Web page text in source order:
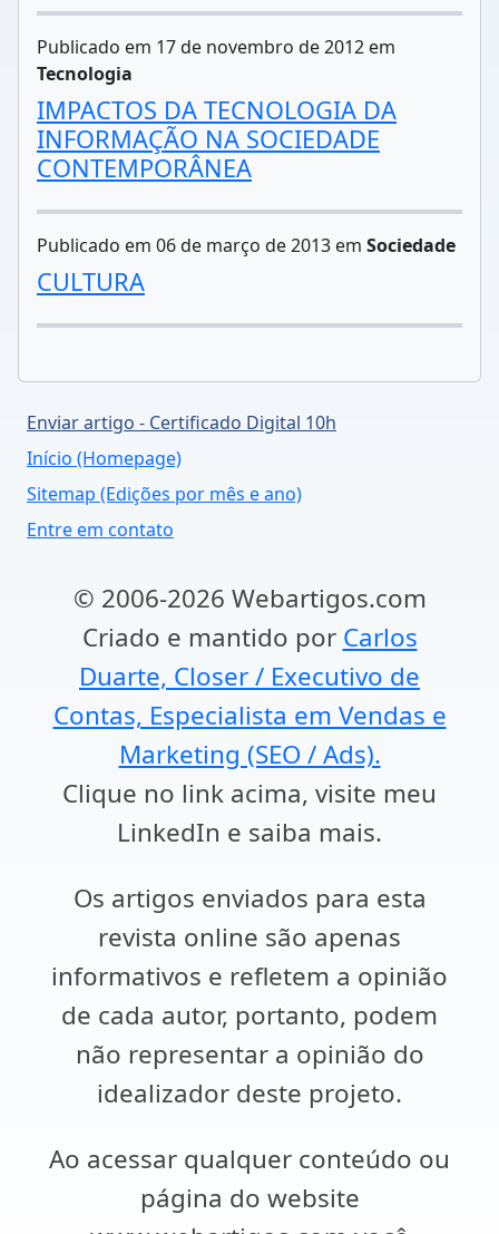
Publicado em 17 de novembro de 2012 em
Tecnologia
IMPACTOS DA TECNOLOGIA DA
INFORMAÇÃO NA SOCIEDADE
CONTEMPORÂNEA
Publicado em 06 de março de 2013 em Sociedade
CULTURA
Enviar artigo - Certificado Digital 10h
Início (Homepage)
Sitemap (Edições por mês e ano)
Entre em contato
© 2006-2026 Webartigos.com
Criado e mantido por Carlos
Duarte, Closer / Executivo de
Contas, Especialista em Vendas e
Marketing (SEO / Ads).
Clique no link acima, visite meu
LinkedIn e saiba mais.
Os artigos enviados para esta
revista online são apenas
informativos e refletem a opinião
de cada autor, portanto, podem
não representar a opinião do
idealizador deste projeto.
Ao acessar qualquer conteúdo ou
página do website